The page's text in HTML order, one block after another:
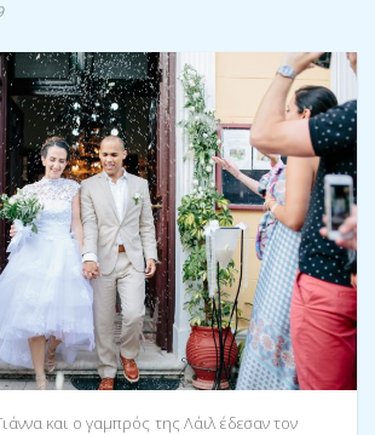
και ο γαμπρός της Λάιλ έδεσαν τον